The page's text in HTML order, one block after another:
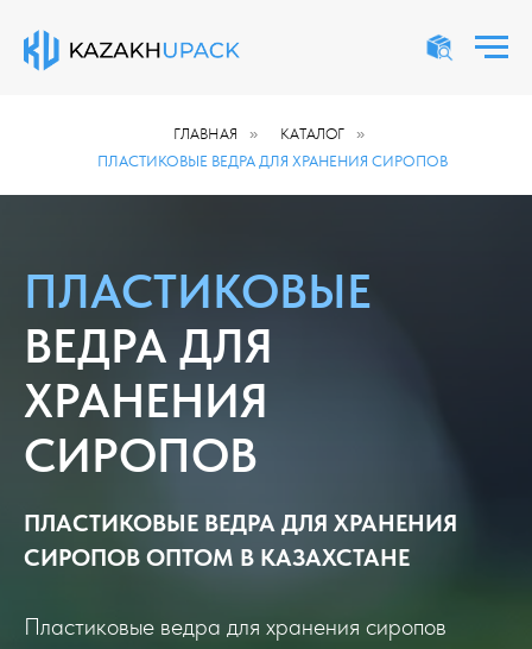
ГЛАВНАЯ » КАТАЛОГ
»
ПЛАСТИКОВЫЕ ВЕДРА ДЛЯ ХРАНЕНИЯ СИРОПОВ
ПЛАСТИКОВЫЕ
ВЕДРА ДЛЯ
ХРАНЕНИЯ
СИРОПОВ
ПЛАСТИКОВЫЕ ВЕДРА ДЛЯ ХРАНЕНИЯ
СИРОПОВ ОПТОМ В КАЗАХСТАНЕ
Пластиковые ведра для хранения сиропов